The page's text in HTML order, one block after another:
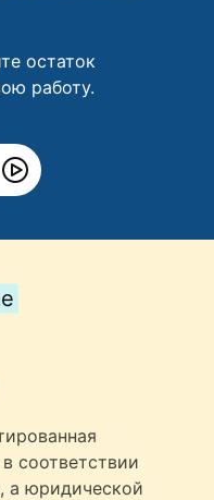
остаток
работу.
соответствии
а юридической